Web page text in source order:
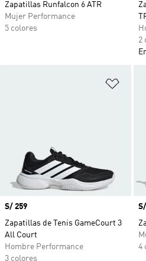
Zapatillas Runfalcon 6 ATR
Mujer Performance
5 colores
2
Precio
S/ 259
Zapatillas de Tenis GameCourt 3
All Court
Hombre Performance
3 colores
4